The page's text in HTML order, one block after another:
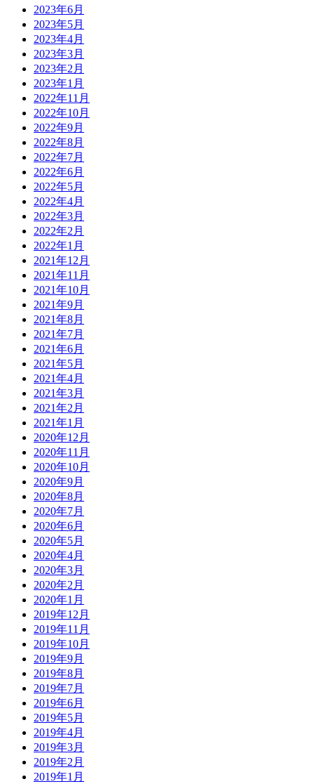
2023年6月
2023年5月
2023年4月
2023年3月
2023年2月
2023年1月
2022年11月
2022年10月
2022年9月
2022年8月
2022年7月
2022年6月
2022年5月
2022年4月
2022年3月
2022年2月
2022年1月
2021年12月
2021年11月
2021年10月
2021年9月
2021年8月
2021年7月
2021年6月
2021年5月
2021年4月
2021年3月
2021年2月
2021年1月
2020年12月
2020年11月
2020年10月
2020年9月
2020年8月
2020年7月
2020年6月
2020年5月
2020年4月
2020年3月
2020年2月
2020年1月
2019年12月
2019年11月
2019年10月
2019年9月
2019年8月
2019年7月
2019年6月
2019年5月
2019年4月
2019年3月
2019年2月
2019年1月